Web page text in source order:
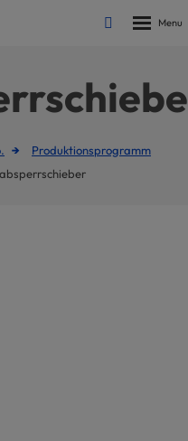
Vyhledávání
Produktionsprogramm